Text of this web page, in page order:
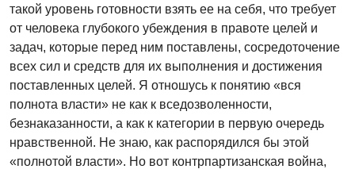
такой уровень готовности взять ее на себя, что требует
от человека глубокого убеждения в правоте целей и
задач, которые перед ним поставлены, сосредоточение
всех сил и средств для их выполнения и достижения
поставленных целей. Я отношусь к понятию «вся
полнота власти» не как к вседозволенности,
безнаказанности, а как к категории в первую очередь
нравственной. Не знаю, как распорядился бы этой
«полнотой власти». Но вот контрпартизанская война,